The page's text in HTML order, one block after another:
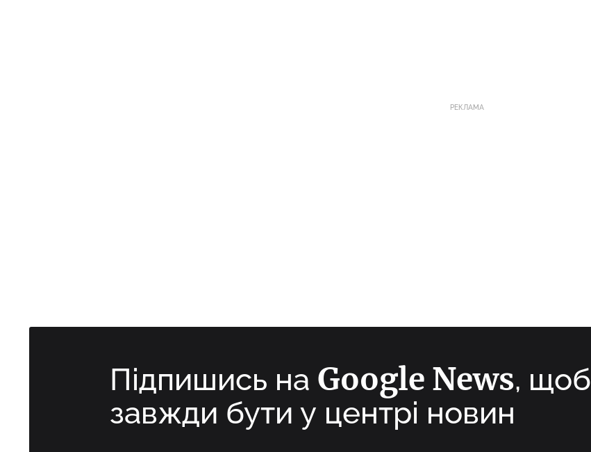
РЕКЛАМА
Підпишись на Google News, щоб
завжди бути у центрі новин